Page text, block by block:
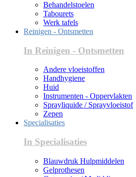
Behandelstoelen
Tabourets
Werk tafels
Reinigen - Ontsmetten
In Reinigen - Ontsmetten
Andere vloeistoffen
Handhygiene
Huid
Instrumenten - Oppervlakten
Sprayliquide / Sprayvloeistof
Zepen
Specialisaties
In Specialisaties
Blauwdruk Hulpmiddelen
Gelprothesen